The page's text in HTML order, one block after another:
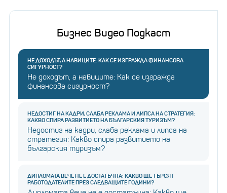
Бизнес Видео Подкаст
НЕ ДОХОДЪТ, А НАВИЦИТЕ: КАК СЕ ИЗГРАЖДА ФИНАНСОВА
СИГУРНОСТ?
Не доходът, а навиците: Как се изгражда
финансова сигурност?
НЕДОСТИГ НА КАДРИ, СЛАБА РЕКЛАМА И ЛИПСА НА СТРАТЕГИЯ:
КАКВО СПИРА РАЗВИТИЕТО НА БЪЛГАРСКИЯ ТУРИЗЪМ?
Недостиг на кадри, слаба реклама и липса на
стратегия: Какво спира развитието на
българския туризъм?
ДИПЛОМАТА ВЕЧЕ НЕ Е ДОСТАТЪЧНА: КАКВО ЩЕ ТЪРСЯТ
РАБОТОДАТЕЛИТЕ ПРЕЗ СЛЕДВАЩИТЕ ГОДИНИ?